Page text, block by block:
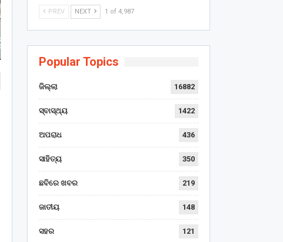
PREV NEXT 1 of 4,987
Popular Topics
ଜିଲ୍ଲା 16882
ସ୍ବାସ୍ଥ୍ୟ 1422
ଅପରାଧ 436
ସାହିତ୍ୟ 350
ଛବିରେ ଖବର 219
ଜାତୀୟ 148
ସହର 121